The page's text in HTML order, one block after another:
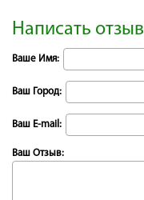
Написать отзыв
Ваше Имя:
Ваш Город:
Ваш E-mail:
Ваш Отзыв: